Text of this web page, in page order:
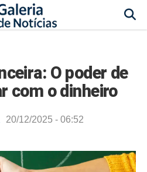
O poder de
com o dinheiro
20/12/2025 - 06:52